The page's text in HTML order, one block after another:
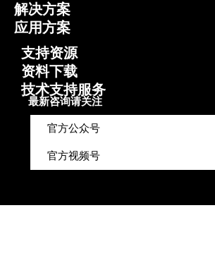
解决方案
应用方案
支持资源
资料下载
技术支持服务
最新咨询请关注
官方公众号
官方视频号